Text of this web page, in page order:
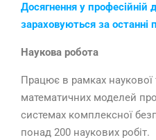
Досягнення у професійній
зараховуються за останні
Наукова робота
Працює в рамках наукової
математичних моделей
системах комплексної
понад 200 наукових робіт.